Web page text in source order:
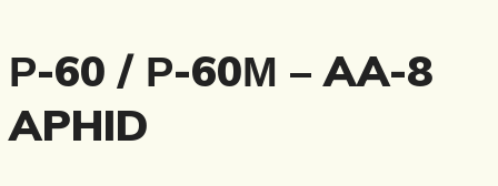
Р-60 / Р-60М – AA-8
APHID